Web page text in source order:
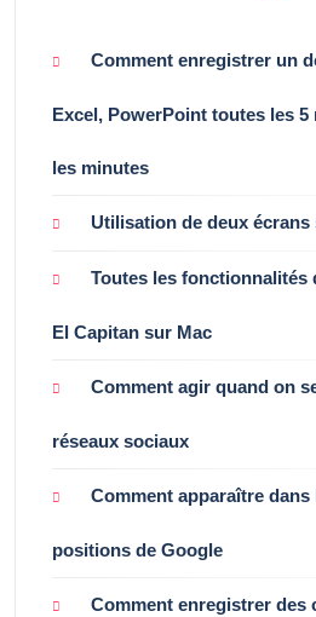
Comment enregistrer un
Excel, PowerPoint toutes les
les minutes
Utilisation de deux
Toutes les fonctionnalités
El Capitan sur Mac
Comment agir quand on
réseaux sociaux
Comment apparaître dans
positions de Google
Comment enregistrer des